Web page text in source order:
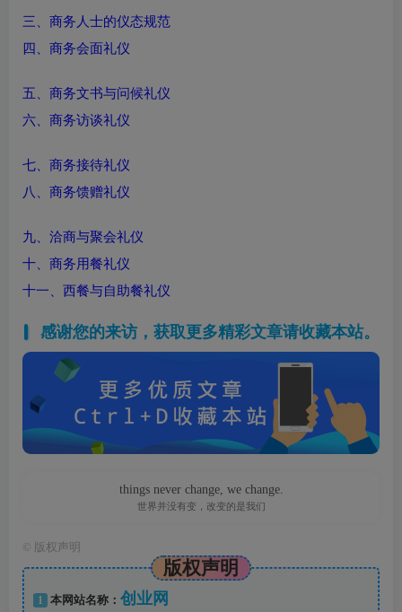
三、商务人士的仪态规范
四、商务会面礼仪
五、商务文书与问候礼仪
六、商务访谈礼仪
七、商务接待礼仪
八、商务馈赠礼仪
九、洽商与聚会礼仪
十、商务用餐礼仪
十一、西餐与自助餐礼仪
感谢您的来访，获取更多精彩文章请收藏本站。
things never change, we change.
世界并没有变，改变的是我们
版权声明
版权声明
1 本网站名称： 创业网